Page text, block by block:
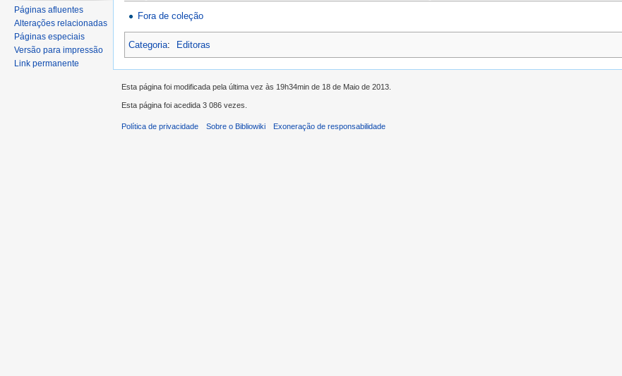
Fora de coleção
Categoria: Editoras
Páginas afluentes
Alterações relacionadas
Páginas especiais
Versão para impressão
Link permanente
Esta página foi modificada pela última vez às 19h34min de 18 de Maio de 2013.
Esta página foi acedida 3 086 vezes.
Política de privacidade Sobre o Bibliowiki Exoneração de responsabilidade